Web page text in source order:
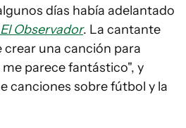
días había adelantado
El Observador. La cantante
una canción para
parece fantástico", y
canciones sobre fútbol y la